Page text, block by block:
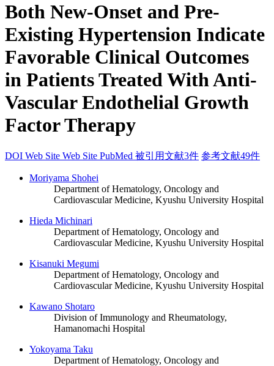
Both New-Onset and Pre-
Existing Hypertension Indicate
Favorable Clinical Outcomes
in Patients Treated With Anti-
Vascular Endothelial Growth
Factor Therapy
DOI Web Site Web Site PubMed 被引用文献3件 参考文献49件
Moriyama Shohei
Department of Hematology, Oncology and
Cardiovascular Medicine, Kyushu University Hospital
Hieda Michinari
Department of Hematology, Oncology and
Cardiovascular Medicine, Kyushu University Hospital
Kisanuki Megumi
Department of Hematology, Oncology and
Cardiovascular Medicine, Kyushu University Hospital
Kawano Shotaro
Division of Immunology and Rheumatology,
Hamanomachi Hospital
Yokoyama Taku
Department of Hematology, Oncology and